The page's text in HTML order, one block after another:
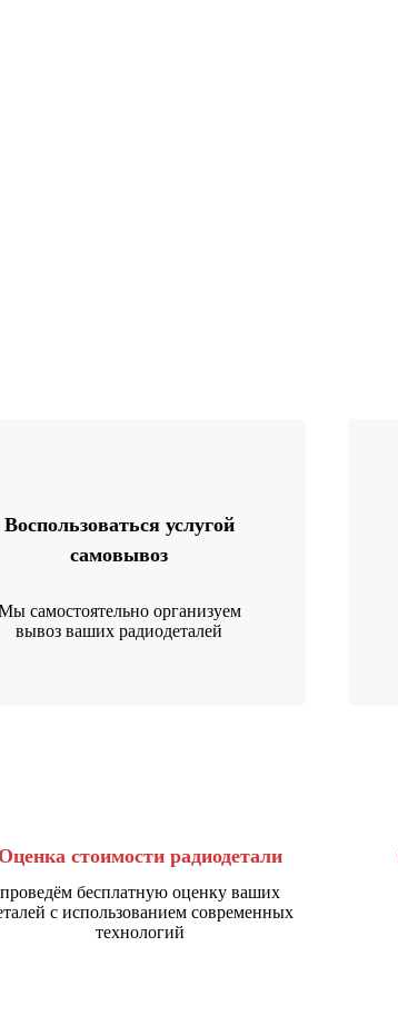
Воспользоваться услугой
самовывоз
самостоятельно организуем
вывоз ваших радиодеталей
Оценка стоимости радиодетали
проведём бесплатную оценку ваших
с использованием современных
технологий